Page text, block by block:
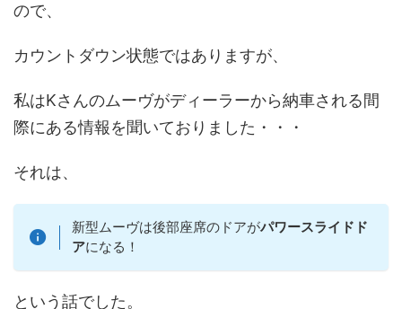
ので、
カウントダウン状態ではありますが、
私はKさんのムーヴがディーラーから納車される間
際にある情報を聞いておりました・・・
それは、
新型ムーヴは後部座席のドアがパワースライドド
アになる！
という話でした。